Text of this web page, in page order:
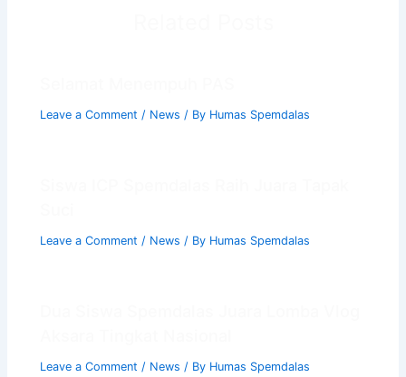
Leave a Comment / News / By Humas Spemdalas
Leave a Comment / News / By Humas Spemdalas
Leave a Comment / News / By Humas Spemdalas